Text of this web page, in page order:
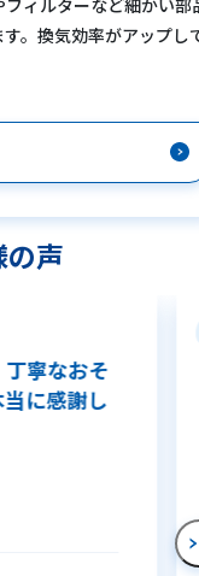
。換気効率がアップし
声
寧なおそ
に感謝し